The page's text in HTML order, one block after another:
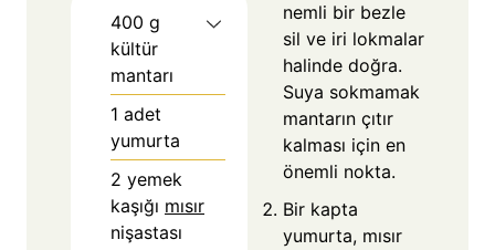
400 g
kültür
mantarı
1 adet
yumurta
2 yemek
kaşığı mısır
nişastası
nemli bir bezle
sil ve iri lokmalar
halinde doğra.
Suya sokmamak
mantarın çıtır
kalması için en
önemli nokta.
Bir kapta
yumurta, mısır